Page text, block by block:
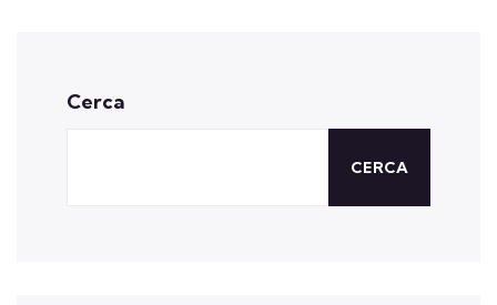
Cerca
CERCA